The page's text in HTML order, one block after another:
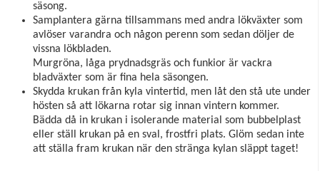
säsong.
Samplantera gärna tillsammans med andra lökväxter som
avlöser varandra och någon perenn som sedan döljer de
vissna lökbladen.
Murgröna, låga prydnadsgräs och funkior är vackra
bladväxter som är fina hela säsongen.
Skydda krukan från kyla vintertid, men låt den stå ute under
hösten så att lökarna rotar sig innan vintern kommer.
Bädda då in krukan i isolerande material som bubbelplast
eller ställ krukan på en sval, frostfri plats. Glöm sedan inte
att ställa fram krukan när den stränga kylan släppt taget!